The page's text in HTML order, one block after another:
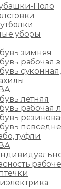
Поло
уборы
зимняя
рабочая
летняя
рабочая
туфли